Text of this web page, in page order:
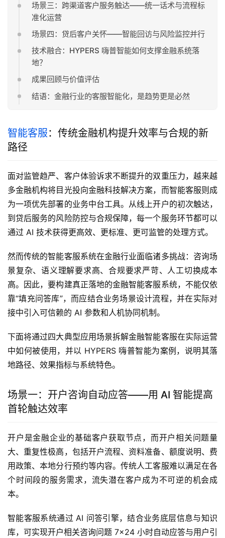
场景三：跨渠道客户服务触达——统一话术与流程标
准化运营
场景四：贷后客户关怀——智能回访与风险监控并行
技术融合：HYPERS 嗨普智能如何支撑金融系统落
地？
成果回顾与价值评估
结语：金融行业的客服智能化，是趋势更是必然
智能客服：传统金融机构提升效率与合规的新
路径
面对监管趋严、客户体验诉求不断提升的双重压力，越来越
多金融机构将目光投向金融科技解决方案，而智能客服则成
为一项优先部署的业务中台工具。从线上开户的初次触达，
到贷后服务的风险防控与合规保障，每一个服务环节都可以
通过 AI 技术获得更高效、更标准、更可监管的处理方式。
然而传统的智能客服系统在金融行业面临诸多挑战：咨询场
景复杂、语义理解要求高、合规要求严苛、人工切换成本
高。因此，要构建真正落地的金融智能客服系统，不能仅依
靠“填充问答库”，而应结合业务场景设计流程，并在实际对
接中引入可信赖的 AI 参数和人机协同机制。
下面将通过四大典型应用场景拆解金融智能客服在实际运营
中如何被使用，并以 HYPERS 嗨普智能为案例，说明其落
地路径、效果指标与系统特色。
场景一：开户咨询自动应答——用 AI 智能提高
首轮触达效率
开户是金融企业的基础客户获取节点，而开户相关问题量
大、重复性极高，包括开户流程、资料准备、额度说明、费
用政策、本地分行预约等内容。传统人工客服难以满足在各
个时间段的服务需求，流失潜在客户成为不可逆的机会成
本。
智能客服系统通过 AI 问答引擎，结合业务底层信息与知识
库，可实现开户相关咨询问题 7×24 小时自动应答与用户引